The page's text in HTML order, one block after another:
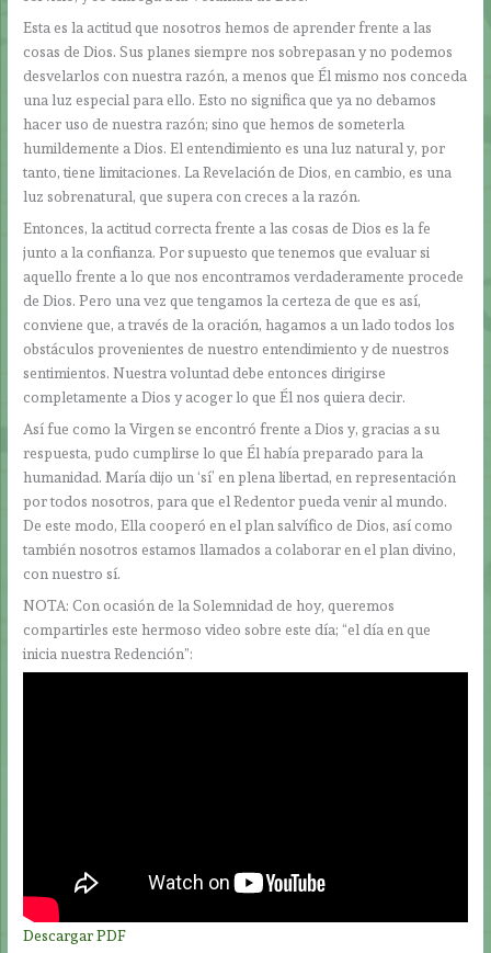
Esta es la actitud que nosotros hemos de aprender frente a las
cosas de Dios. Sus planes siempre nos sobrepasan y no podemos
desvelarlos con nuestra razón, a menos que Él mismo nos conceda
una luz especial para ello. Esto no significa que ya no debamos
hacer uso de nuestra razón; sino que hemos de someterla
humildemente a Dios. El entendimiento es una luz natural y, por
tanto, tiene limitaciones. La Revelación de Dios, en cambio, es una
luz sobrenatural, que supera con creces a la razón.
Entonces, la actitud correcta frente a las cosas de Dios es la fe
junto a la confianza. Por supuesto que tenemos que evaluar si
aquello frente a lo que nos encontramos verdaderamente procede
de Dios. Pero una vez que tengamos la certeza de que es así,
conviene que, a través de la oración, hagamos a un lado todos los
obstáculos provenientes de nuestro entendimiento y de nuestros
sentimientos. Nuestra voluntad debe entonces dirigirse
completamente a Dios y acoger lo que Él nos quiera decir.
Así fue como la Virgen se encontró frente a Dios y, gracias a su
respuesta, pudo cumplirse lo que Él había preparado para la
humanidad. María dijo un ‘sí’ en plena libertad, en representación
por todos nosotros, para que el Redentor pueda venir al mundo.
De este modo, Ella cooperó en el plan salvífico de Dios, así como
también nosotros estamos llamados a colaborar en el plan divino,
con nuestro sí.
NOTA: Con ocasión de la Solemnidad de hoy, queremos
compartirles este hermoso video sobre este día; “el día en que
inicia nuestra Redención”:
Descargar PDF